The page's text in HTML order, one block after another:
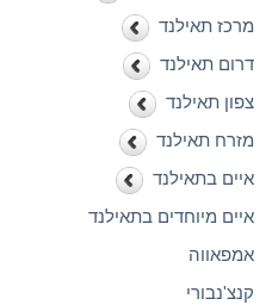
מרכז תאילנד
דרום תאילנד
צפון תאילנד
מזרח תאילנד
איים בתאילנד
איים מיוחדים בתאילנד
אמפאווה
קנצ'נבורי